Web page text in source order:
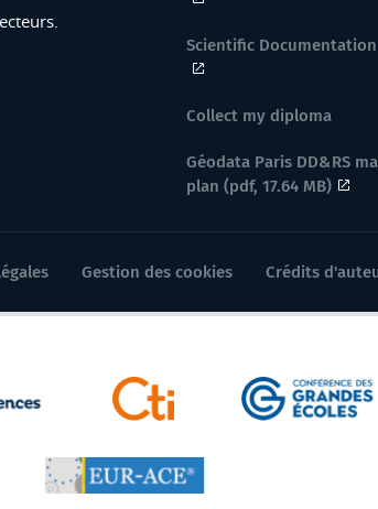
Scientific
Collect my diploma
Géodata Paris DD&RS
plan (pdf, 17.64 MB)
Gestion des cookies Crédits